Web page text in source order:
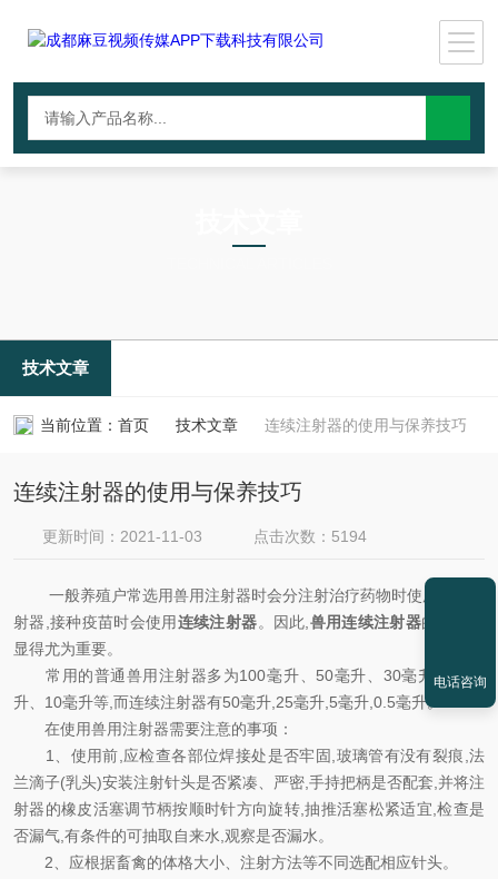
技术文章
当前位置： 首页 技术文章 连续注射器的使用与保养技巧
连续注射器的使用与保养技巧
更新时间：2021-11-03 点击次数：5194
一般养殖户常选用兽用注射器时会分注射治疗药物时使用普通注
射器,接种疫苗时会使用连续注射器。因此, 兽用连续注射器的质量就
显得尤为重要。
常用的普通兽用注射器多为100毫升、50毫升、30毫升、20毫
升、10毫升等,而连续注射器有50毫升,25毫升,5毫升,0.5毫升。
在使用兽用注射器需要注意的事项：
1、使用前,应检查各部位焊接处是否牢固,玻璃管有没有裂痕,法
兰滴子(乳头)安装注射针头是否紧凑、严密,手持把柄是否配套,并将注
射器的橡皮活塞调节柄按顺时针方向旋转,抽推活塞松紧适宜,检查是
否漏气,有条件的可抽取自来水,观察是否漏水。
2、应根据畜禽的体格大小、注射方法等不同选配相应针头。
电话咨询